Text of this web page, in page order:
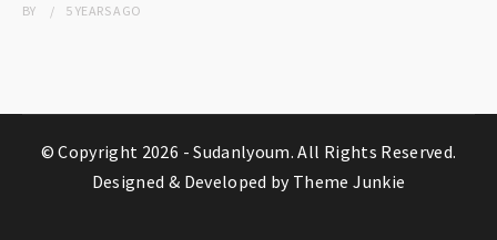
BY 5 YEARSAGO
© Copyright 2026 -Sudanlyoum. All Rights Reserved.
Designed & Developed by Theme Junkie